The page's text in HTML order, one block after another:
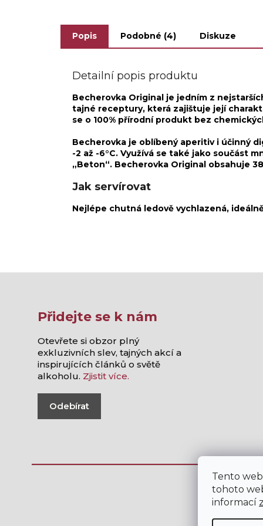
Tento
tohoto
informací
Popis Podobné (4) Diskuze
Detailní popis produktu
Becherovka Original je jedním z
tajné receptury, která zajištuje její
se o 100% přírodní produkt bez
Becherovka je oblíbený aperitiv i účinný
-2 až -6°C. Využívá se také jako součást
„Beton“. Becherovka Original obsahuje
Jak servírovat
Nejlépe chutná ledově vychlazená,
Přidejte se k nám
Otevřete si obzor plný
exkluzivních slev, tajných akcí a
inspirujících článků o světě
alkoholu. Zjistit více.
Odebírat